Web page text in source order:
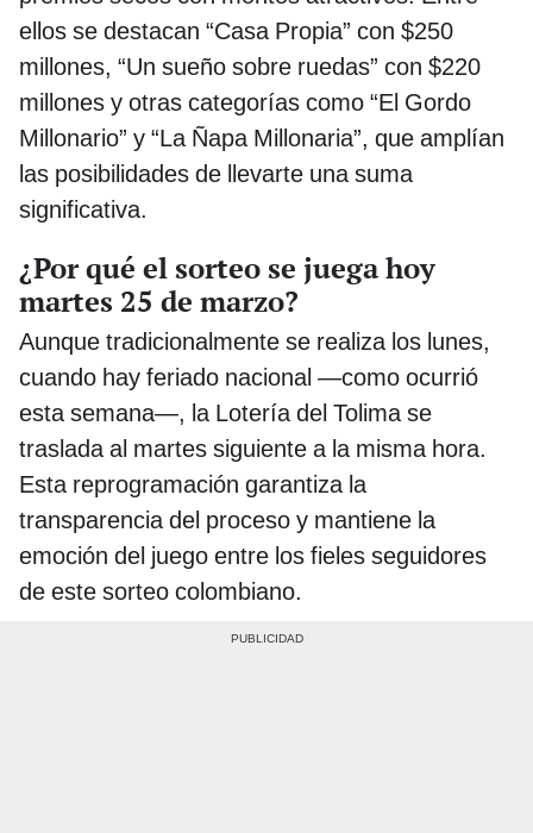
ellos se destacan “Casa Propia” con $250
millones, “Un sueño sobre ruedas” con $220
millones y otras categorías como “El Gordo
Millonario” y “La Ñapa Millonaria”, que amplían
las posibilidades de llevarte una suma
significativa.
¿Por qué el sorteo se juega hoy
martes 25 de marzo?
Aunque tradicionalmente se realiza los lunes,
cuando hay feriado nacional —como ocurrió
esta semana—, la Lotería del Tolima se
traslada al martes siguiente a la misma hora.
Esta reprogramación garantiza la
transparencia del proceso y mantiene la
emoción del juego entre los fieles seguidores
de este sorteo colombiano.